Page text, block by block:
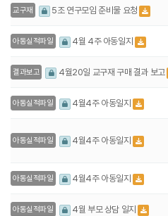
교구재 5조 연구모임 준비물 요청
아동실적파일 4월 4주 아동일지
결과보고 4월20일 교구재 구매 결과 보고
아동실적파일 4월4주 아동일지
아동실적파일 4월4주 아동일지
아동실적파일 4월4주 아동일지
아동실적파일 4월 부모 상담 일지